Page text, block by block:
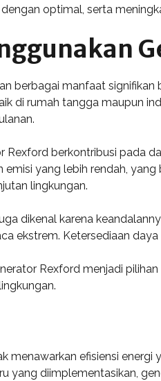
optimal, serta
berbagai manfaat
di rumah tangga maupun
Rexford berkontribusi pada
yang lebih rendah,
lingkungan.
dikenal karena
ekstrem. Ketersediaan
Rexford menjadi
menawarkan efisiensi
yang diimplementasikan,